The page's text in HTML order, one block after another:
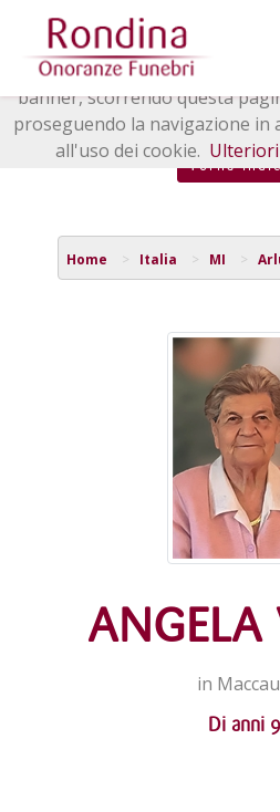
Torna
Home Italia MI
in
Di anni
Questo sito o gli strumenti
avvalgono di cookie necessari
alle finalità illustrate nella
banner, scorrendo questa
proseguendo la navigazione in
all'uso dei cookie.